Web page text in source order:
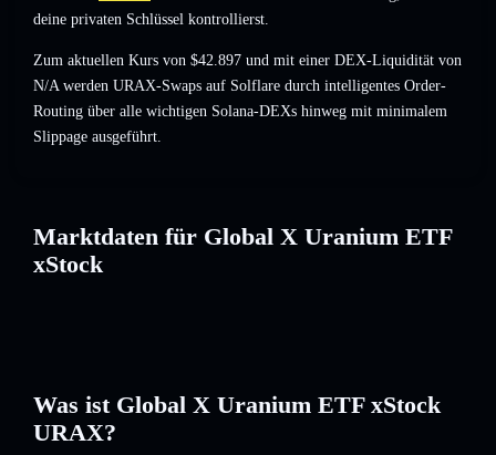
deine privaten Schlüssel kontrollierst.
Zum aktuellen Kurs von $42.897 und mit einer DEX-Liquidität von
N/A werden URAX-Swaps auf Solflare durch intelligentes Order-
Routing über alle wichtigen Solana-DEXs hinweg mit minimalem
Slippage ausgeführt.
Marktdaten für Global X Uranium ETF
xStock
Was ist Global X Uranium ETF xStock
URAX?